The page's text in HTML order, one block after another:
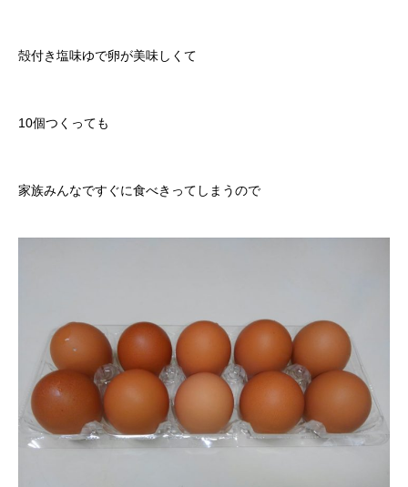
殻付き塩味ゆで卵が美味しくて
10個つくっても
家族みんなですぐに食べきってしまうので